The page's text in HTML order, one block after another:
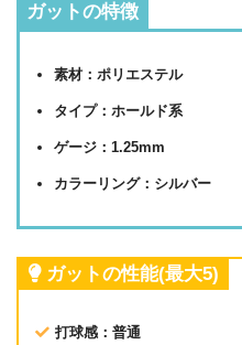
ガットの特徴
素材：ポリエステル
タイプ：ホールド系
ゲージ：1.25mm
カラーリング：シルバー
ガットの性能(最大5)
打球感：普通